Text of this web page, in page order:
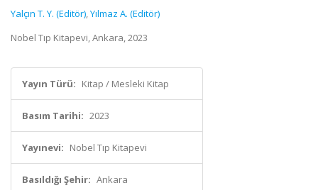
Yalçın T. Y. (Editör),Yılmaz A. (Editör)
Nobel Tıp Kitapevi, Ankara, 2023
Yayın Türü: Kitap / Mesleki Kitap
Basım Tarihi: 2023
Yayınevi: Nobel Tıp Kitapevi
Basıldığı Şehir: Ankara